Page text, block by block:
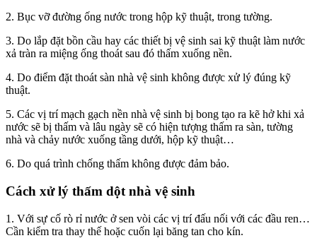
2. Bục vỡ đường ống nước trong hộp kỹ thuật, trong tường.
3. Do lắp đặt bồn cầu hay các thiết bị vệ sinh sai kỹ thuật làm nước
xả tràn ra miệng ống thoát sau đó thấm xuống nền.
4. Do điểm đặt thoát sàn nhà vệ sinh không được xử lý đúng kỹ
thuật.
5. Các vị trí mạch gạch nền nhà vệ sinh bị bong tạo ra kẽ hở khi xả
nước sẽ bị thấm và lâu ngày sẽ có hiện tượng thấm ra sàn, tường
nhà và chảy nước xuống tầng dưới, hộp kỹ thuật…
6. Do quá trình chống thấm không được đảm bảo.
Cách xử lý thấm dột nhà vệ sinh
1. Với sự cố rò rỉ nước ở sen vòi các vị trí đấu nối với các đầu ren…
Cần kiểm tra thay thế hoặc cuốn lại băng tan cho kín.